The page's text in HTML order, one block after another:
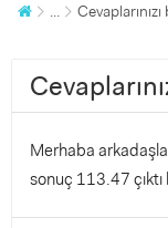
...
Merhaba
sonuç 113.47